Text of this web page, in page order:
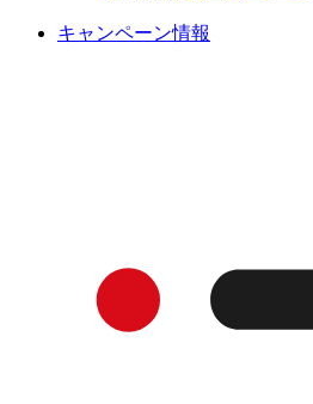
キャンペーン情報